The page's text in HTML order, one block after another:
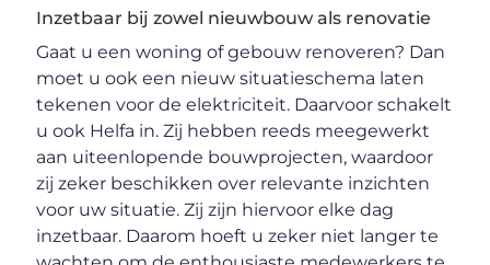
Inzetbaar bij zowel nieuwbouw als renovatie
Gaat u een woning of gebouw renoveren? Dan
moet u ook een nieuw situatieschema laten
tekenen voor de elektriciteit. Daarvoor schakelt
u ook Helfa in. Zij hebben reeds meegewerkt
aan uiteenlopende bouwprojecten, waardoor
zij zeker beschikken over relevante inzichten
voor uw situatie. Zij zijn hiervoor elke dag
inzetbaar. Daarom hoeft u zeker niet langer te